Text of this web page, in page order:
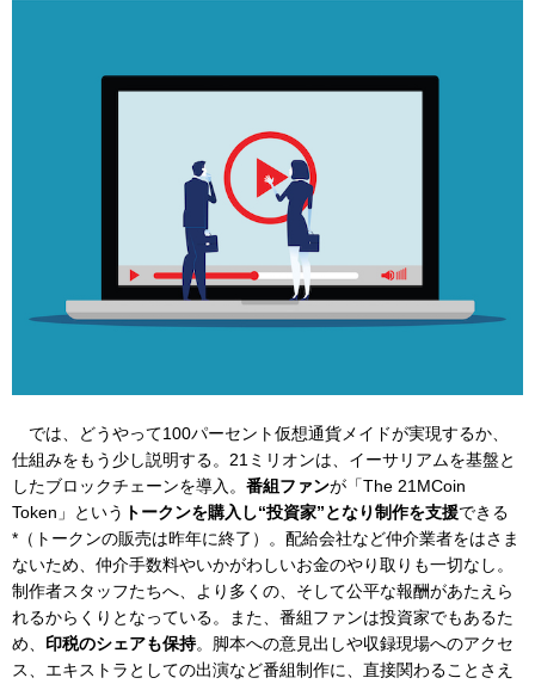
では、どうやって100パーセント仮想通貨メイドが実現するか、
仕組みをもう少し説明する。21ミリオンは、イーサリアムを基盤と
したブロックチェーンを導入。 番組ファンが「The 21MCoin
Token」という トークンを購入し“投資家”となり制作を支援できる
*（トークンの販売は昨年に終了）。配給会社など仲介業者をはさま
ないため、仲介手数料やいかがわしいお金のやり取りも一切なし。
制作者スタッフたちへ、より多くの、そして公平な報酬があたえら
れるからくりとなっている。また、番組ファンは投資家でもあるた
め、 印税のシェアも保持。脚本への意見出しや収録現場へのアクセ
ス、エキストラとしての出演など番組制作に、直接関わることさえ